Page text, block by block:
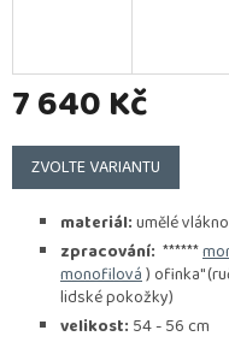
7 640 Kč
Měrná
cena:
ZVOLTE VARIANTU
materiál:umělé
zpracování: ******
monofilová) ofinka"
lidské pokožky)
velikost: 54 - 56 cm